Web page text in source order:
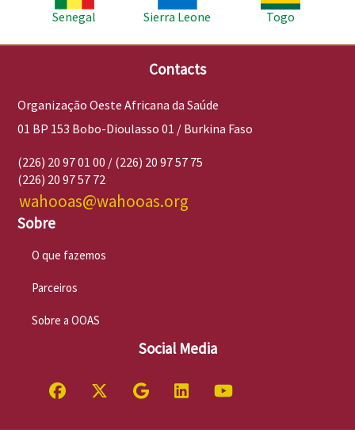
Senegal
Sierra Leone
Togo
Contacts
Organização Oeste Africana da Saúde
01 BP 153 Bobo-Dioulasso 01 / Burkina Faso
(226) 20 97 01 00 / (226) 20 97 57 75
(226) 20 97 57 72
wahooas@wahooas.org
Sobre
O que fazemos
Parceiros
Sobre a OOAS
Social Media